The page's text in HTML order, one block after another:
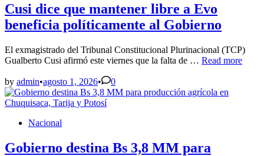
meses
y
un
en
ajuste
Cusi dice que mantener libre a Evo
beneficia políticamente al Gobierno
El exmagistrado del Tribunal Constitucional Plurinacional (TCP)
Gualberto Cusi afirmó este viernes que la falta de … Cusi
mantener
políticamente
Read more
by admin•agosto 1, 2026• 0
PostedNacional
Gobierno destina Bs 3,8 MM para